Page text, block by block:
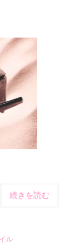
続きを読む
ル